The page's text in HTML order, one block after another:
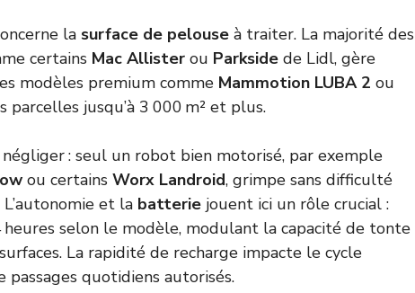
la surface de pelouse à traiter. La majorité des
certains Mac Allister ou Parkside de Lidl, gère
modèles premium comme Mammotion LUBA 2 ou
parcelles jusqu’à 3 000 m² et plus.
négliger : seul un robot bien motorisé, par exemple
ou certains Worx Landroid, grimpe sans difficulté
et la batterie jouent ici un rôle crucial :
selon le modèle, modulant la capacité de tonte
La rapidité de recharge impacte le cycle
quotidiens autorisés.